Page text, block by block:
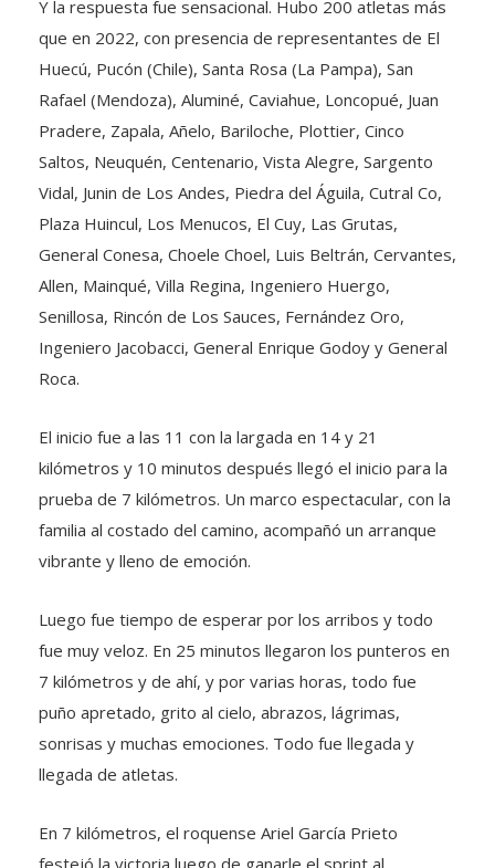
que en 2022, con presencia de representantes de El
Huecú, Pucón (Chile), Santa Rosa (La Pampa), San
Rafael (Mendoza), Aluminé, Caviahue, Loncopué, Juan
Pradere, Zapala, Añelo, Bariloche, Plottier, Cinco
Saltos, Neuquén, Centenario, Vista Alegre, Sargento
Vidal, Junin de Los Andes, Piedra del Águila, Cutral Co,
Plaza Huincul, Los Menucos, El Cuy, Las Grutas,
General Conesa, Choele Choel, Luis Beltrán, Cervantes,
Allen, Mainqué, Villa Regina, Ingeniero Huergo,
Senillosa, Rincón de Los Sauces, Fernández Oro,
Ingeniero Jacobacci, General Enrique Godoy y General
Roca.
kilómetros y 10 minutos después llegó el inicio para la
prueba de 7 kilómetros. Un marco espectacular, con la
familia al costado del camino, acompañó un arranque
vibrante y lleno de emoción.
fue muy veloz. En 25 minutos llegaron los punteros en
7 kilómetros y de ahí, y por varias horas, todo fue
puño apretado, grito al cielo, abrazos, lágrimas,
sonrisas y muchas emociones. Todo fue llegada y
llegada de atletas.
festejó la victoria luego de ganarle el sprint al